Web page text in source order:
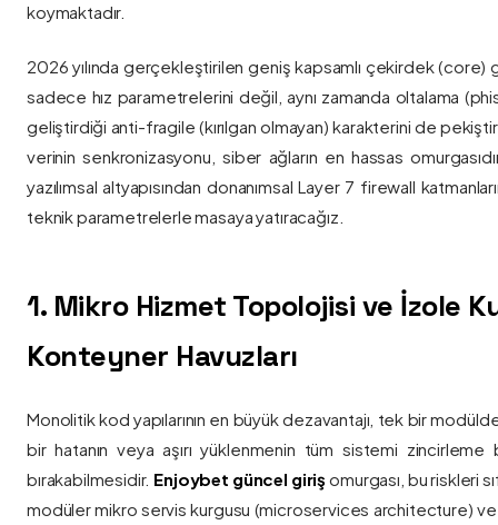
koymaktadır.
2026 yılında gerçekleştirilen geniş kapsamlı çekirdek
sadece hız parametrelerini değil, aynı zamanda oltalama
geliştirdiği anti-fragile (kırılgan olmayan) karakterini de
verinin senkronizasyonu, siber ağların en hassas
yazılımsal altyapısından donanımsal Layer 7 firewall
teknik parametrelerle masaya yatıracağız.
1. Mikro Hizmet Topolojisi ve İzole
Konteyner Havuzları
Monolitik kod yapılarının en büyük dezavantajı, tek bir
bir hatanın veya aşırı yüklenmenin tüm sistemi zincirleme
bırakabilmesidir. Enjoybet güncel giriş omurgası, bu riskleri
modüler mikro servis kurgusu (microservices architecture)